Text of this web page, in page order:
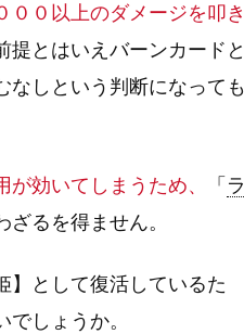
００以上のダメージを叩き
提とはいえバーンカードと
なしという判断になっても
が効いてしまうため、 「 ラ
るを得ません。
として復活しているた
でしょうか。